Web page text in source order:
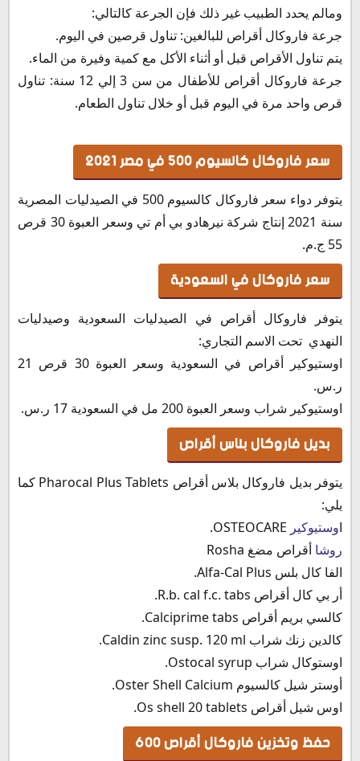
ومالم يحدد الطبيب غير ذلك فإن الجرعة كالتالي:
جرعة فاروكال أقراص للبالغين: تناول قرصين في اليوم.
يتم تناول الأقراص قبل أو أثناء الأكل مع كمية وفيرة من الماء.
جرعة فاروكال أقراص للأطفال من سن 3 إلي 12 سنة: تناول
قرص واحد مرة في اليوم قبل أو خلال تناول الطعام.
سعر فاروكال كالسيوم 500 في مصر 2021
يتوفر دواء سعر فاروكال كالسيوم 500 في الصيدليات المصرية
سنة 2021 إنتاج شركة نيرهادو بي أم تي وسعر العبوة 30 قرص
55 ج.م.
سعر فاروكال في السعودية
يتوفر فاروكال أقراص في الصيدليات السعودية وصيدليات
النهدي تحت الاسم التجاري:
اوستيوكير أقراص في السعودية وسعر العبوة 30 قرص 21
ر.س.
اوستيوكير شراب وسعر العبوة 200 مل في السعودية 17 ر.س.
بديل فاروكال بلاس أقراص
يتوفر بديل فاروكال بلاس أقراص Pharocal Plus Tablets كما
يلي:
اوستيوكير
روشا أقراص مضغ Rosha
الفا كال بلس Alfa-Cal Plus.
أر بي كال أقراص R.b. cal f.c. tabs.
كالسي بريم أقراص Calciprime tabs.
كالدين زنك شراب Caldin zinc susp. 120 ml.
اوستوكال شراب Ostocal syrup.
أوستر شيل كالسيوم Oster Shell Calcium.
اوس شيل أقراص Os shell 20 tablets.
حفظ وتخزين فاروكال أقراص 600